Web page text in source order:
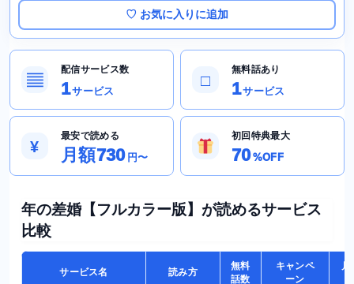
♡ お気に入りに追加
▤
配信サービス数
1サービス
□
無料話あり
1サービス
¥
最安で読める
月額730 円〜
初回特典最大
70%OFF
年の差婚【フルカラー版】が読めるサービス
比較
サービス名 読み方
無料
話数
キャンペ
ーン
月